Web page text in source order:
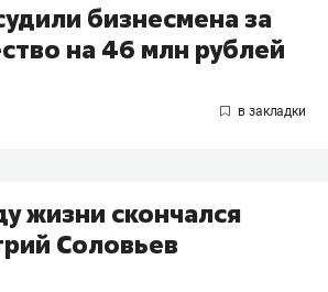
бизнесмена за
на 46 млн рублей
жизни скончался
Соловьев